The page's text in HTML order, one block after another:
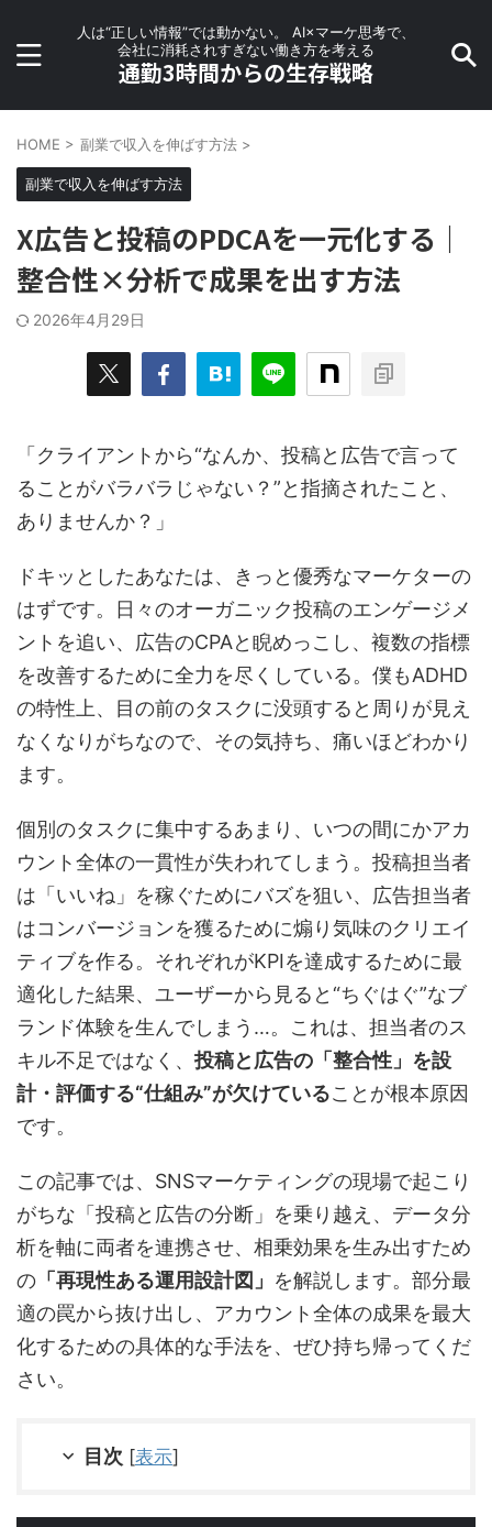
人は“正しい情報”では動かない。 AI×マーケ思考で、
会社に消耗されすぎない働き方を考える
通勤3時間からの生存戦略
HOME > 副業で収入を伸ばす方法 >
副業で収入を伸ばす方法
X広告と投稿のPDCAを一元化する｜
整合性×分析で成果を出す方法
2026年4月29日
「クライアントから“なんか、投稿と広告で言って
ることがバラバラじゃない？”と指摘されたこと、
ありませんか？」
ドキッとしたあなたは、きっと優秀なマーケターの
はずです。日々のオーガニック投稿のエンゲージメ
ントを追い、広告のCPAと睨めっこし、複数の指標
を改善するために全力を尽くしている。僕もADHD
の特性上、目の前のタスクに没頭すると周りが見え
なくなりがちなので、その気持ち、痛いほどわかり
ます。
個別のタスクに集中するあまり、いつの間にかアカ
ウント全体の一貫性が失われてしまう。投稿担当者
は「いいね」を稼ぐためにバズを狙い、広告担当者
はコンバージョンを獲るために煽り気味のクリエイ
ティブを作る。それぞれがKPIを達成するために最
適化した結果、ユーザーから見ると“ちぐはぐ”なブ
ランド体験を生んでしまう…。これは、担当者のス
キル不足ではなく、投稿と広告の「整合性」を設
計・評価する“仕組み”が欠けていることが根本原因
です。
この記事では、SNSマーケティングの現場で起こり
がちな「投稿と広告の分断」を乗り越え、データ分
析を軸に両者を連携させ、相乗効果を生み出すため
の 「再現性ある運用設計図」 を解説します。部分最
適の罠から抜け出し、アカウント全体の成果を最大
化するための具体的な手法を、ぜひ持ち帰ってくだ
さい。
目次 [表示]